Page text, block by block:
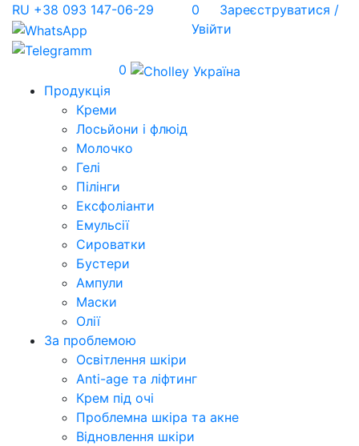
RU +38 093 147-06-29 0
Зареєструватися /
Увійти
0
Продукція
Креми
Лосьйони і флюід
Молочко
Гелі
Пілінги
Ексфоліанти
Емульсії
Сироватки
Бустери
Ампули
Маски
Олії
За проблемою
Освітлення шкіри
Anti-age та ліфтинг
Крем під очі
Проблемна шкіра та акне
Відновлення шкіри